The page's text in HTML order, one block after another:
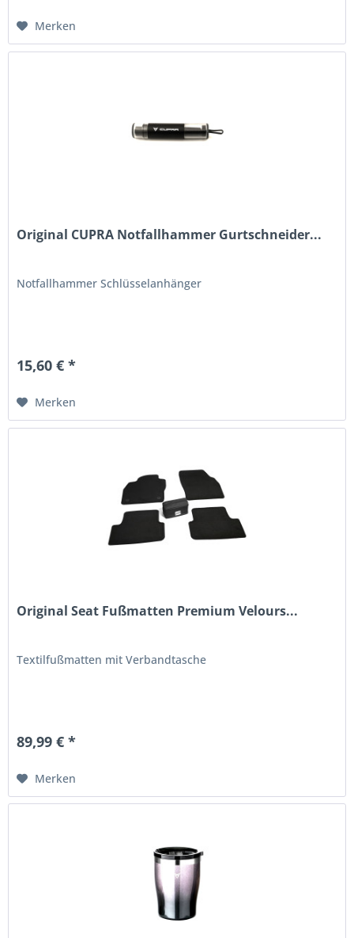
Merken
Original CUPRA Notfallhammer Gurtschneider...
Notfallhammer Schlüsselanhänger
15,60 € *
Merken
Original Seat Fußmatten Premium Velours...
Textilfußmatten mit Verbandtasche
89,99 € *
Merken